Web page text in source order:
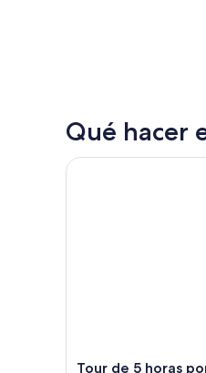
Qué hacer
Tour de 5 horas
Tour de 5 horas por